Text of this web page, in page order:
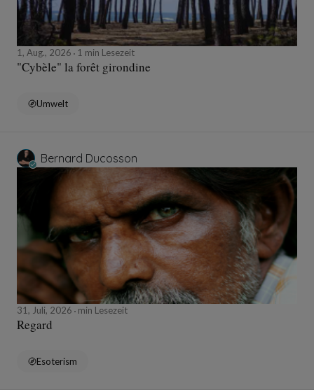
1, Aug., 2026 1 min Lesezeit
"Cybèle" la forêt girondine
Umwelt
Bernard Ducosson
31, Juli, 2026 min Lesezeit
Regard
Esoterism